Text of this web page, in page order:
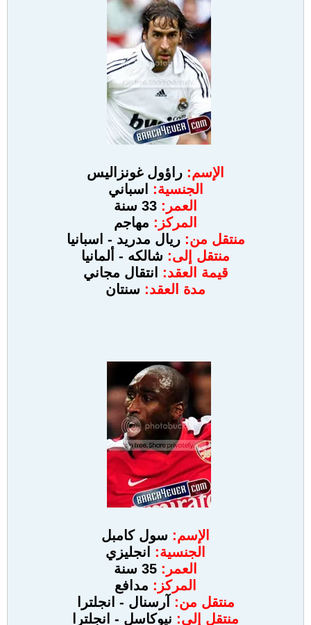
الإسم: راؤول غونزاليس
الجنسية:
اسباني
العمر:
المركز: مهاجم
منتقل من: ريال مدريد - اسبانيا
منتقل إلى: شالكه - ألمانيا
قيمة العقد:
انتقال مجاني
مدة العقد: سنتان
الإسم: سول كامبل
الجنسية: انجليزي
العمر:
المركز: مدافع
منتقل من:
آرسنال - انجلترا
منتقل إلى: نيوكاسل - انجلترا